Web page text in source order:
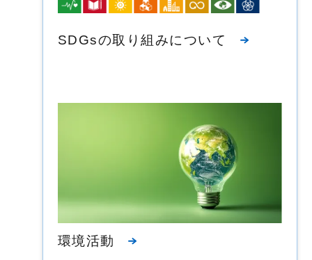
SDGsの取り組みについて
環境活動